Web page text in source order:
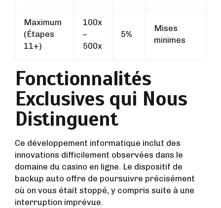
Maximum
(Étapes
11+)
100x
–
500x
5%
Mises
minimes
Fonctionnalités
Exclusives qui Nous
Distinguent
Ce développement informatique inclut des
innovations difficilement observées dans le
domaine du casino en ligne. Le dispositif de
backup auto offre de poursuivre précisément
où on vous était stoppé, y compris suite à une
interruption imprévue.